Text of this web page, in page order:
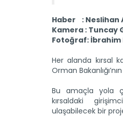
Haber : Neslihan
Kamera : Tuncay
Fotoğraf: İbrahim
Her alanda kırsal
Orman
Bu amaçla yola
kırsaldaki
ulaşabilecek bir